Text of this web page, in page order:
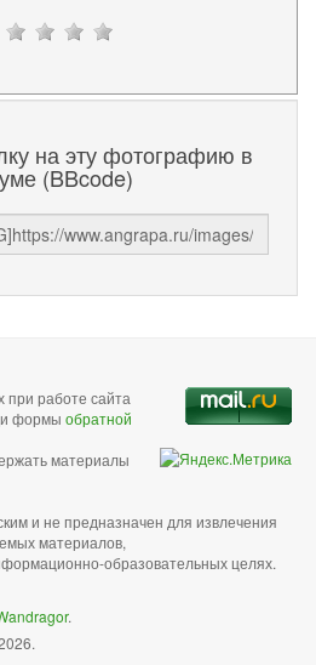
на эту фотографию в
(BBcode)
работе сайта
формы обратной
материалы
и не предназначен для извлечения
материалов,
образовательных целях.
.